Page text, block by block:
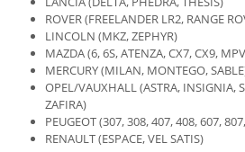
ROVER (FREELANDER LR2, RANGE
LINCOLN (MKZ, ZEPHYR)
MAZDA (6, 6S, ATENZA, CX7, CX9,
MERCURY (MILAN, MONTEGO,
OPEL/VAUXHALL (ASTRA, INSIGNIA,
ZAFIRA)
PEUGEOT (307, 308, 407, 408, 607,
RENAULT (ESPACE, VEL SATIS)